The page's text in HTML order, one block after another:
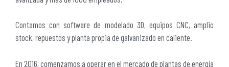
Contamos con software de modelado 3D, equipos CNC, amplio
stock, repuestos y planta propia de galvanizado en caliente.
En 2016, comenzamos a operar en el mercado de plantas de energía